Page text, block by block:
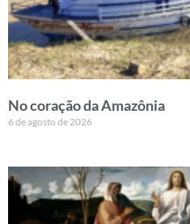
No coração da Amazônia
6 de agosto de 2026